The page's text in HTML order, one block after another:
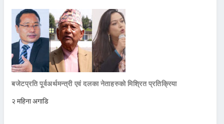
बजेटप्रति पूर्वअर्थमन्त्री एवं दलका नेताहरुको मिश्रित प्रतिक्रिया
२ महिना अगाडि